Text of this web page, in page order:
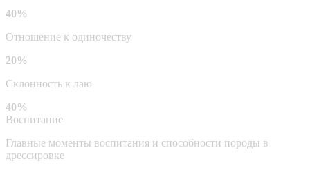
40%
Отношение к одиночеству
20%
Склонность к лаю
40%
Воспитание
Главные моменты воспитания и способности породы в
дрессировке